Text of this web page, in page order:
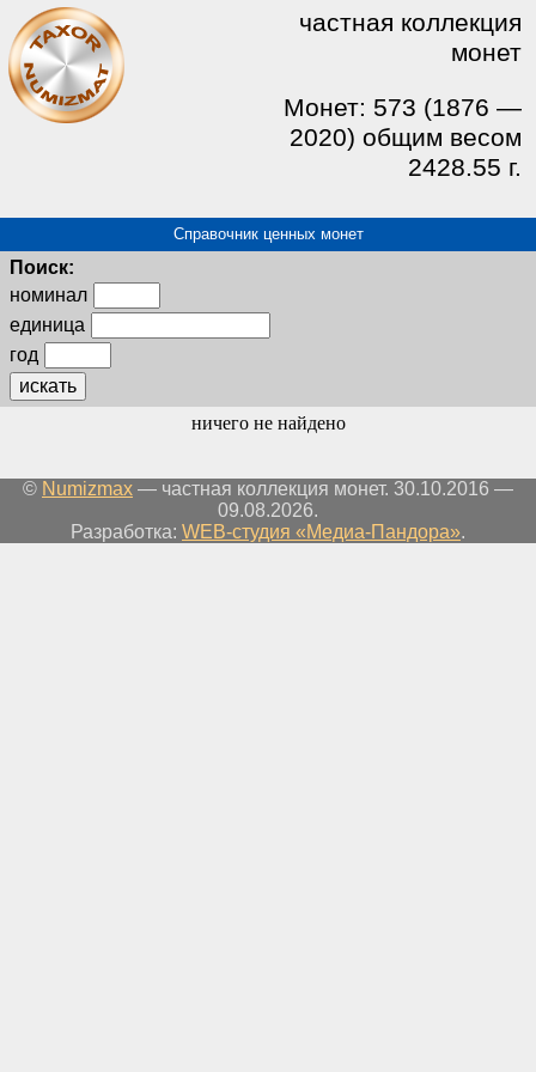
частная коллекция
монет
Монет: 573 (1876 —
2020) общим весом
2428.55 г.
Справочник ценных монет
Поиск:
номинал
единица
год
искать
ничего не найдено
© Numizmax — частная коллекция монет. 30.10.2016 —
09.08.2026.
Разработка: WEB-студия «Медиа-Пандора».